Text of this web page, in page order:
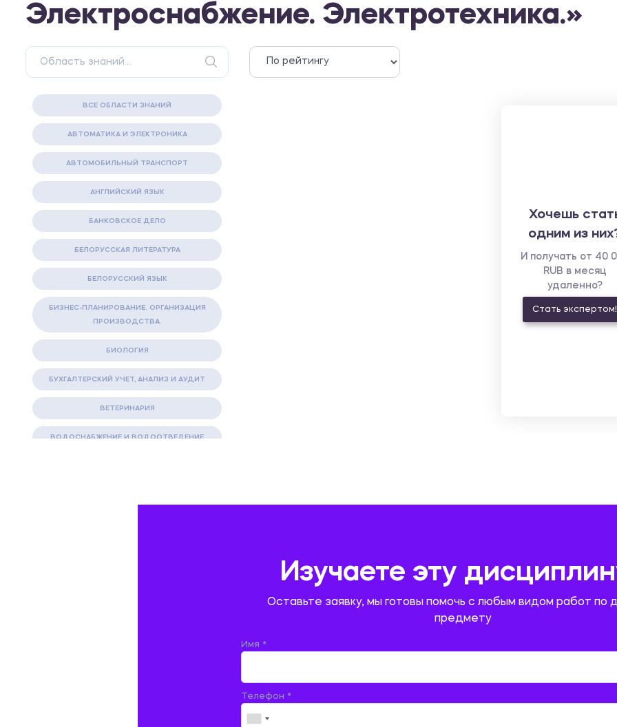
Электроснабжение. Электротехника.»
ВСЕ ОБЛАСТИ ЗНАНИЙ
АВТОМАТИКА И ЭЛЕКТРОНИКА
АВТОМОБИЛЬНЫЙ ТРАНСПОРТ
АНГЛИЙСКИЙ ЯЗЫК
БАНКОВСКОЕ ДЕЛО
БЕЛОРУССКАЯ ЛИТЕРАТУРА
БЕЛОРУССКИЙ ЯЗЫК
БИЗНЕС-ПЛАНИРОВАНИЕ. ОРГАНИЗАЦИЯ
ПРОИЗВОДСТВА.
БИОЛОГИЯ
БУХГАЛТЕРСКИЙ УЧЕТ, АНАЛИЗ И АУДИТ
ВЕТЕРИНАРИЯ
ВОДОСНАБЖЕНИЕ И ВОДООТВЕДЕНИЕ
Хочешь
одним из
И получать от 40
RUB в месяц
удаленно?
Стать экспертом!
Изучаете эту
Оставьте заявку, мы готовы помочь с любым видом работ по
предмету
Имя *
Телефон *